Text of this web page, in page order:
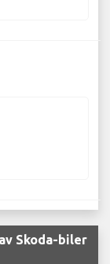
Skoda-biler